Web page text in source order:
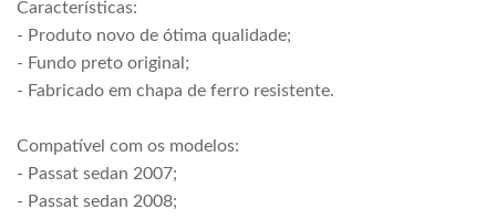
Características:
- Produto novo de ótima qualidade;
- Fundo preto original;
- Fabricado em chapa de ferro resistente.
Compatível com os modelos:
- Passat sedan 2007;
- Passat sedan 2008;